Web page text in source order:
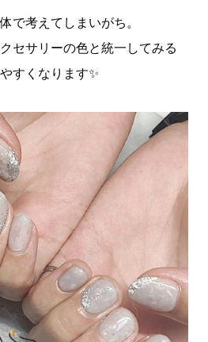
で考えてしまいがち。
セサリーの色と統一してみる
すくなります✨